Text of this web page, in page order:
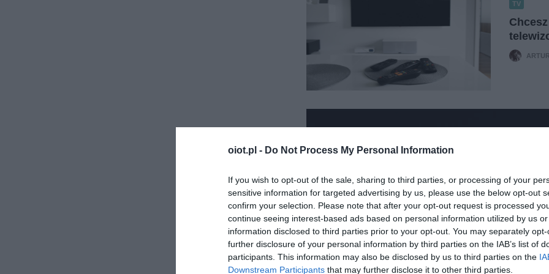
oiot.pl - Do Not Process My Personal Information
If you wish to opt-out of the sale, sharing to third parties, or processing of your
sensitive information for targeted advertising by us, please use the below opt-out
confirm your selection. Please note that after your opt-out request is processed
continue seeing interest-based ads based on personal information utilized by us
information disclosed to third parties prior to your opt-out. You may separately
further disclosure of your personal information by third parties on the IAB’s list of
participants. This information may also be disclosed by us to third parties on the
Downstream Participants that may further disclose it to other third parties.
TV
ROBOTYKA
Tego stadionu pilnuje pies-
spuszczona ze